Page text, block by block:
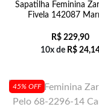
Sapatilha Feminina
Fivela 142087
R$229,90
10x de R$
45% OFF